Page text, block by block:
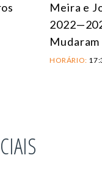
Meira e
HORÁRIO: